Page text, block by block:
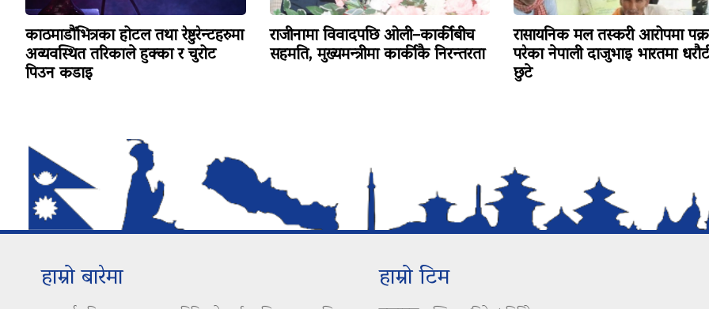
काठमाडौंभित्रका होटल तथा रेष्टुरेन्टहरुमा
अव्यवस्थित तरिकाले हुक्का र चुरोट
पिउन कडाइ
राजीनामा विवादपछि ओली–कार्कीबीच
सहमति, मुख्यमन्त्रीमा कार्कीकै निरन्तरता
रासायनिक मल तस्करी आरोपमा
परेका नेपाली दाजुभाइ भारतमा
छुटे
हाम्रो बारेमा हाम्रो टिम